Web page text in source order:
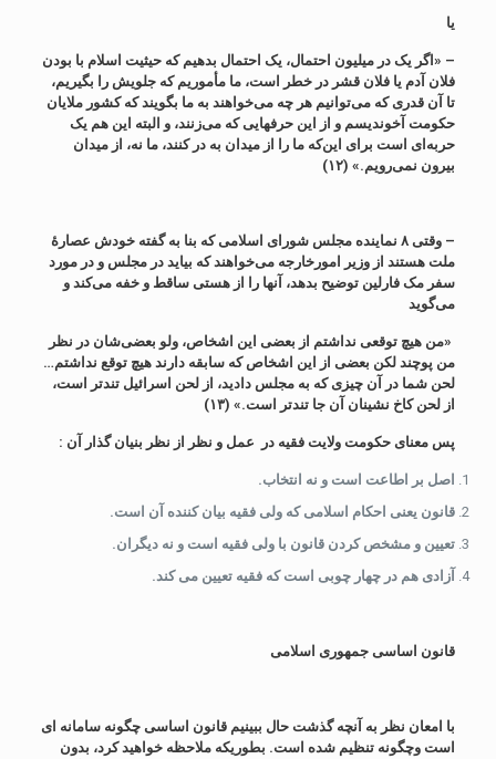
یا
– «اگر یک در میلیون احتمال، یک احتمال بدهیم که حیثیت اسلام با بودن
فلان آدم یا فلان قشر در خطر است، ما مأموریم که جلویش را بگیریم،
تا آن قدری که می‌توانیم هر چه می‌خواهند به ما بگویند که کشور ملایان
حکومت آخوندیسم و از این حرفهایی که می‌زنند، و البته این هم یک
حربه‌ای است برای این‌که ما را از میدان به در کنند، ما نه، از میدان
بیرون نمی‌رویم.» (۱۲)
– وقتی ۸ نماینده مجلس شورای اسلامی که بنا به گفته خودش عصارۀ
ملت هستند از وزیر امورخارجه می‌خواهند که بیاید در مجلس و در مورد
سفر مک فارلین توضیح بدهد، آنها را از هستی ساقط و خفه می‌کند و
می‌گوید
«من هیچ توقعی نداشتم از بعضی این اشخاص، ولو بعضی‌شان در نظر
من پوچند لکن بعضی از این اشخاص که سابقه دارند هیچ توقع نداشتم…
لحن شما در آن چیزی که به مجلس دادید، از لحن اسرائیل تندتر است،
از لحن کاخ ‌نشینان آن جا تندتر است.» (۱۳)
پس معنای حکومت ولایت فقیه در عمل و نظر از نظر بنیان گذار آن :
اصل بر اطاعت است و نه انتخاب.
قانون یعنی احکام اسلامی که ولی فقیه بیان کننده آن است.
تعیین و مشخص کردن قانون با ولی فقیه است و نه دیگران.
آزادی هم در چهار چوبی است که فقیه تعیین می کند.
قانون اساسی جمهوری اسلامی
با امعان نظر به آنچه گذشت حال ببینیم قانون اساسی چگونه سامانه ای
است وچگونه تنظیم شده است. بطوریکه ملاحظه خواهید کرد، بدون